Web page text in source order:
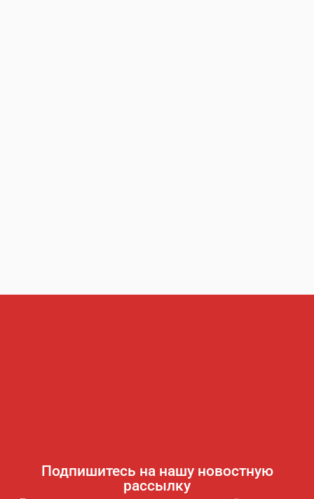
Подпишитесь на нашу новостную
рассылку